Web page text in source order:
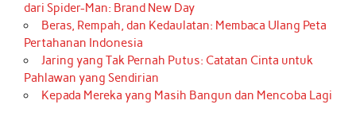
dari Spider-Man: Brand New Day
Beras, Rempah, dan Kedaulatan: Membaca Ulang Peta
Pertahanan Indonesia
Jaring yang Tak Pernah Putus: Catatan Cinta untuk
Pahlawan yang Sendirian
Kepada Mereka yang Masih Bangun dan Mencoba Lagi